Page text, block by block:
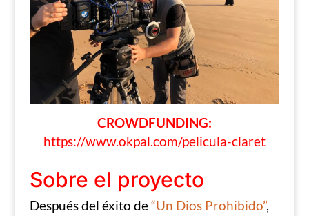
CROWDFUNDING:
https://www.okpal.com/pelicula-claret
Sobre el proyecto
Después del éxito de“Un Dios Prohibido”,